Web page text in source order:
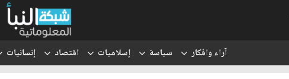
آراء وافكار سياسة إسلاميات اقتصاد إنسانيات